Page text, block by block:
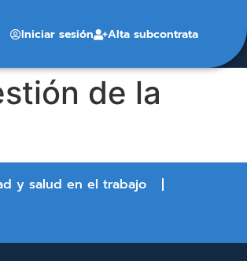
Iniciar sesión Alta subcontrata
de la
y salud en el trabajo